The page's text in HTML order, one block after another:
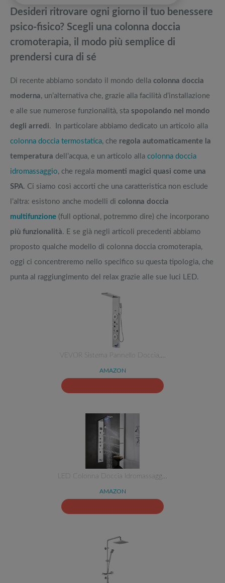
davvero?
Il rituale di salute e bellezza della skincare coreana spiegato facile
Offerte robot aspirapolvere da non perdere nella Black Friday Week
Desideri ritrovare ogni giorno il tuo benessere
psico-fisico? Scegli una colonna doccia
cromoterapia, il modo più semplice di
prendersi cura di sé
Di recente abbiamo sondato il mondo della colonna doccia
moderna, un’alternativa che, grazie alla facilità d’installazione
e alle sue numerose funzionalità, sta spopolando nel mondo
degli arredi. In particolare abbiamo dedicato un articolo alla
colonna doccia termostatica, che regola automaticamente la
temperatura dell’acqua, e un articolo alla colonna doccia
idromassaggio, che regala momenti magici quasi come una
SPA. Ci siamo così accorti che una caratteristica non esclude
l’altra: esistono anche modelli di colonna doccia
multifunzione (full optional, potremmo dire) che incorporano
più funzionalità. E se già negli articoli precedenti abbiamo
proposto qualche modello di colonna doccia cromoterapia,
oggi ci concentreremo nello specifico su questa tipologia, che
punta al raggiungimento del relax grazie alle sue luci LED.
VEVOR Sistema Pannello Doccia,…
AMAZON
LED Colonna Doccia Idromassagg…
AMAZON